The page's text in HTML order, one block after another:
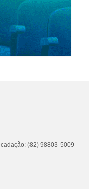
(82) 98803-5009